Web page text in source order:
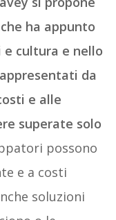
ha appunto
cultura e nello
da
e alle
superate solo
possono
e a costi
soluzioni